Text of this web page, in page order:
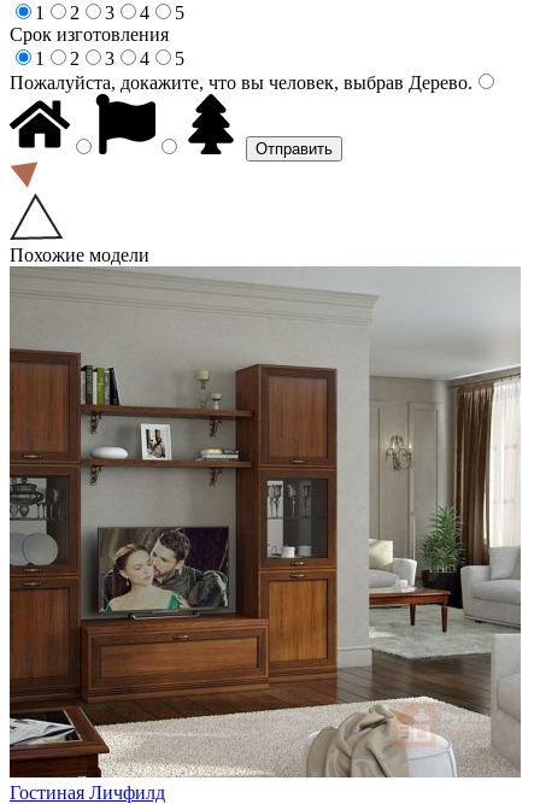
1
2 3 4
5
Срок изготовления
1
2 3 4
5
Пожалуйста, докажите, что вы человек, выбрав Дерево.
Похожие модели
Гостиная Личфилд